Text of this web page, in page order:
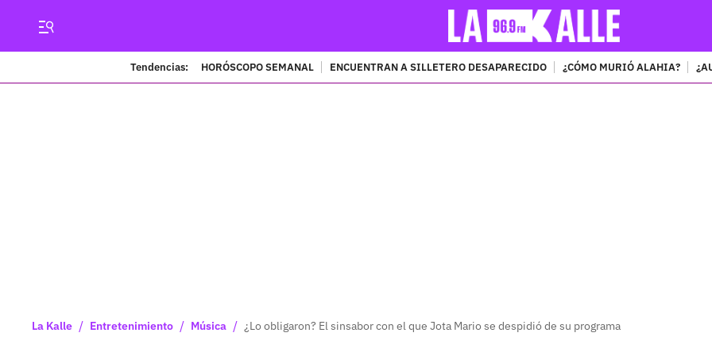
Tendencias: HORÓSCOPO SEMANAL ENCUENTRAN A SILLETERO DESAPARECIDO ¿CÓMO MURIÓ ALAHIA?
La Kalle / Entretenimiento / Música / ¿Lo obligaron? El sinsabor con el que Jota Mario se despidió de su programa